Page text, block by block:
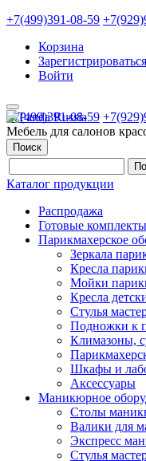
+7(499)391-08-59
Корзина
Зарегистрироваться
Войти
+7(499)391-08-59
Мебель для салонов
Поиск
Каталог продукции
Распродажа
Готовые комплекты
Парикмахерское
Зеркала
Кресла
Мойки
Кресла
Стулья
Подножки к
Климазоны,
Шкафы и
Аксессуары
Маникюрное
Столы
Валики для
Экспресс
Стулья